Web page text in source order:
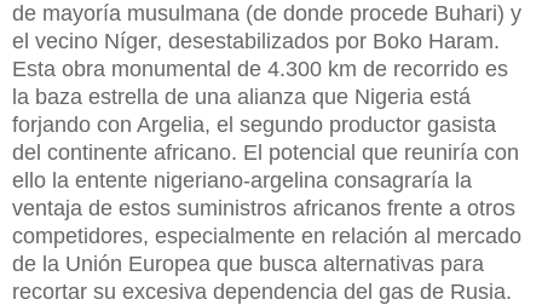
de mayoría musulmana (de donde procede Buhari) y
el vecino Níger, desestabilizados por Boko Haram.
Esta obra monumental de 4.300 km de recorrido es
la baza estrella de una alianza que Nigeria está
forjando con Argelia, el segundo productor gasista
del continente africano. El potencial que reuniría con
ello la entente nigeriano-argelina consagraría la
ventaja de estos suministros africanos frente a otros
competidores, especialmente en relación al mercado
de la Unión Europea que busca alternativas para
recortar su excesiva dependencia del gas de Rusia.